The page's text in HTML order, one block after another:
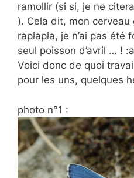
ramollir (si si, je ne
). Cela dit, mon
raplapla, je n’ai pas été
seul poisson d’avril … !
Voici donc de quoi
pour les uns, quelques
photo n°1 :